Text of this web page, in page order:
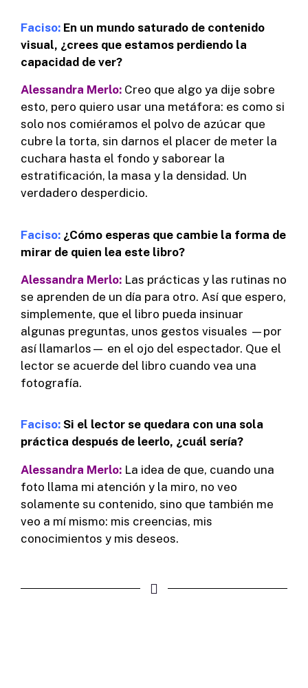
Faciso: En un mundo saturado de contenido
visual, ¿crees que estamos perdiendo la
capacidad de ver?
Alessandra Merlo: Creo que algo ya dije sobre
esto, pero quiero usar una metáfora: es como si
solo nos comiéramos el polvo de azúcar que
cubre la torta, sin darnos el placer de meter la
cuchara hasta el fondo y saborear la
estratificación, la masa y la densidad. Un
verdadero desperdicio.
Faciso: ¿Cómo esperas que cambie la forma de
mirar de quien lea este libro?
Alessandra Merlo: Las prácticas y las rutinas no
se aprenden de un día para otro. Así que espero,
simplemente, que el libro pueda insinuar
algunas preguntas, unos gestos visuales —por
así llamarlos— en el ojo del espectador. Que el
lector se acuerde del libro cuando vea una
fotografía.
Faciso: Si el lector se quedara con una sola
práctica después de leerlo, ¿cuál sería?
Alessandra Merlo: La idea de que, cuando una
foto llama mi atención y la miro, no veo
solamente su contenido, sino que también me
veo a mí mismo: mis creencias, mis
conocimientos y mis deseos.